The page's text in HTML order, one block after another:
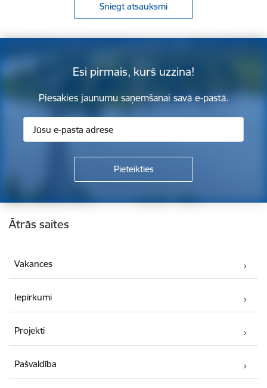
Sniegt atsauksmi
Esi pirmais, kurš uzzina!
Piesakies jaunumu saņemšanai savā e-pastā.
Kājene
Ātrās saites
Vakances
Iepirkumi
Projekti
Pašvaldība